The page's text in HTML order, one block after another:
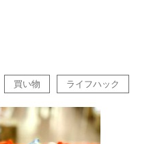
買い物 ライフハック